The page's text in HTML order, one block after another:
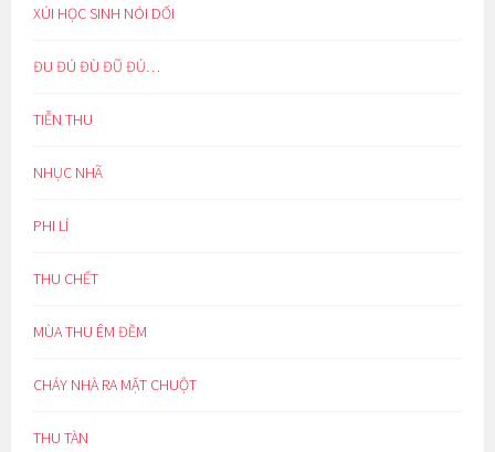
XÚI HỌC SINH NÓI DỐI
ĐU ĐÚ ĐÙ ĐŨ ĐỦ…
TIỄN THU
NHỤC NHÃ
PHI LÍ
THU CHẾT
MÙA THU ÊM ĐỀM
CHÁY NHÀ RA MẶT CHUỘT
THU TÀN